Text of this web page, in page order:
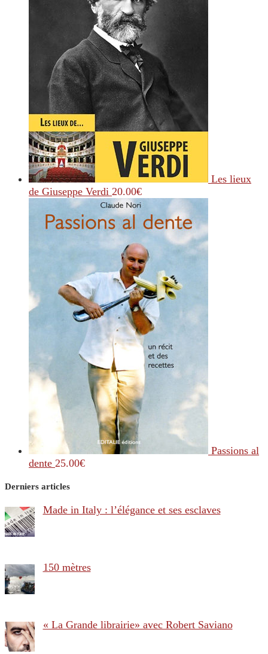
Les lieux
de Giuseppe Verdi 20.00€
Passions al
dente 25.00€
Derniers articles
Made in Italy : l’élégance et ses esclaves
150 mètres
« La Grande librairie» avec Robert Saviano